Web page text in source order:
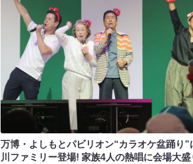
万博・よしもとパビリオン“カラオケ盆踊り”
川ファミリー登場! 家族4人の熱唱に会場大盛